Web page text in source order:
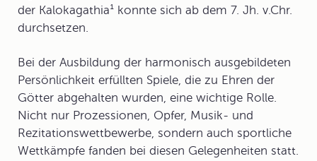
der Kalokagathia¹ konnte sich ab dem 7. Jh. v.Chr.
durchsetzen.
Bei der Ausbildung der harmonisch ausgebildeten
Persönlichkeit erfüllten Spiele, die zu Ehren der
Götter abgehalten wurden, eine wichtige Rolle.
Nicht nur Prozessionen, Opfer, Musik- und
Rezitationswettbewerbe, sondern auch sportliche
Wettkämpfe fanden bei diesen Gelegenheiten statt.